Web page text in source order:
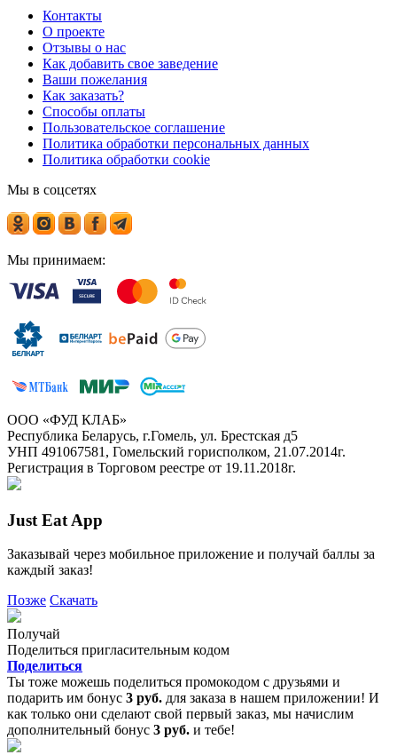
Контакты
О проекте
Отзывы о нас
Как добавить свое заведение
Ваши пожелания
Как заказать?
Способы оплаты
Пользовательское соглашение
Политика обработки персональных данных
Политика обработки cookie
Мы в соцсетях
Мы принимаем:
ООО «ФУД КЛАБ»
Республика Беларусь, г.Гомель, ул. Брестская д5
УНП 491067581, Гомельский горисполком, 21.07.2014г.
Регистрация в Торговом реестре от 19.11.2018г.
Just Eat App
Заказывай через мобильное приложение и получай баллы за
каждый заказ!
Позже Скачать
Получай
Поделиться пригласительным кодом
Поделиться
Ты тоже можешь поделиться промокодом с друзьями и
подарить им бонус 3 руб. для заказа в нашем приложении! И
как только они сделают свой первый заказ, мы начислим
дополнительный бонус 3 руб. и тебе!